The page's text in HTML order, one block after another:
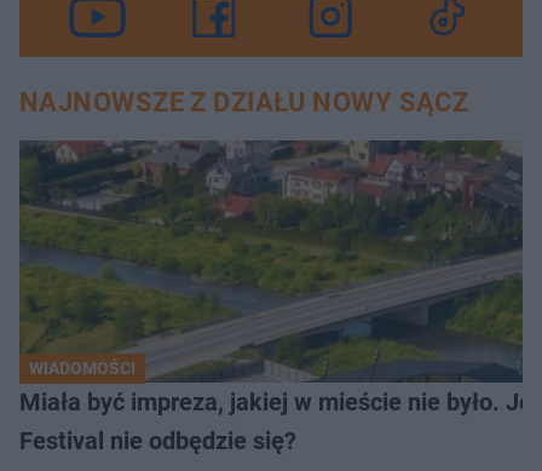
NAJNOWSZE Z DZIAŁU NOWY SĄCZ
WIADOMOŚCI
Miała być impreza, jakiej w mieście nie było.
Festival nie odbędzie się?